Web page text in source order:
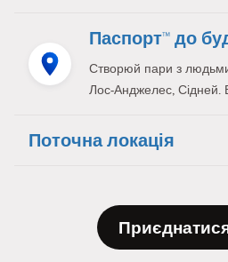
Паспорт™ до
Створюй пари з
Лос-Анджелес, Сідней.
Поточна локація